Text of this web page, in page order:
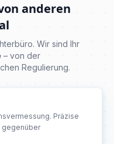
anderen
Wir sind Ihr
– von der
Regulierung.
Präzise
gegenüber